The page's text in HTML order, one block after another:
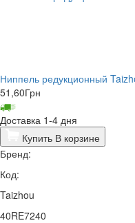
Ниппель редукционный
51,60Грн
Доставка 1-4 дня
Купить В корзине
Бренд:
Код:
Taizhou
40RE7240